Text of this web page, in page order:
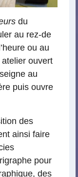
du
au rez-de
ou au
ouvert
au
puis ouvre
des
ainsi faire
pour
des